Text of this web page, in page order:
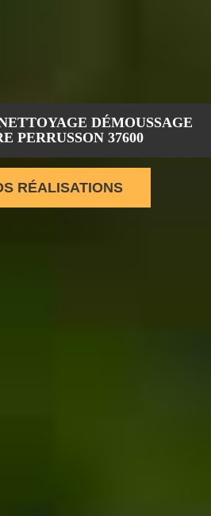
DÉMOUSSAGE
PERRUSSON 37600
RÉALISATIONS